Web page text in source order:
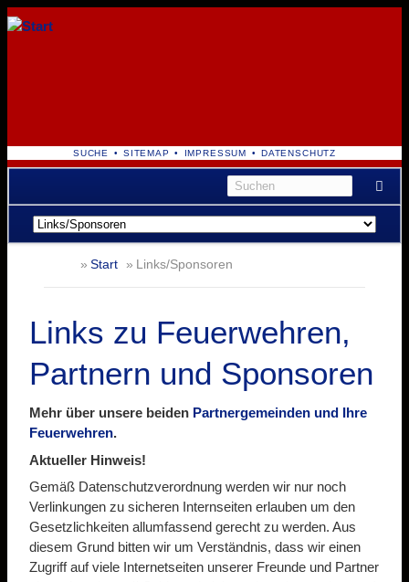
NAVIGATION
ÜBERSPRINGEN
SUCHE SITEMAP IMPRESSUM DATENSCHUTZ
Navigation
überspringen
Start Links/Sponsoren
Links zu Feuerwehren,
Partnern und Sponsoren
Mehr über unsere beiden Partnergemeinden und Ihre
Feuerwehren.
Aktueller Hinweis!
Gemäß Datenschutzverordnung werden wir nur noch
Verlinkungen zu sicheren Internseiten erlauben um den
Gesetzlichkeiten allumfassend gerecht zu werden. Aus
diesem Grund bitten wir um Verständnis, dass wir einen
Zugriff auf viele Internetseiten unserer Freunde und Partner